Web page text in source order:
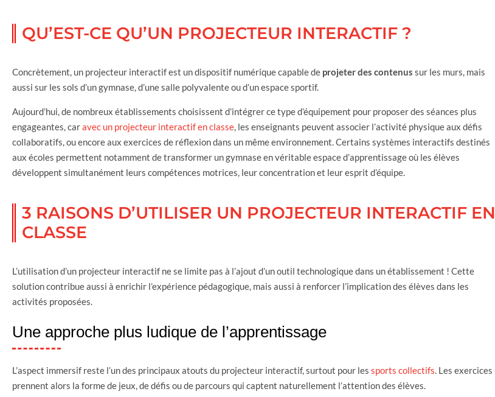
QU’EST-CE QU’UN PROJECTEUR INTERACTIF ?
Concrètement, un projecteur interactif est un dispositif numérique capable de projeter des contenus sur les murs, mais
aussi sur les sols d’un gymnase, d’une salle polyvalente ou d’un espace sportif.
Aujourd’hui, de nombreux établissements choisissent d’intégrer ce type d’équipement pour proposer des séances plus
engageantes, caravec un projecteur interactif en classe, les enseignants peuvent associer l’activité physique aux défis
collaboratifs, ou encore aux exercices de réflexion dans un même environnement. Certains systèmes interactifs destinés
aux écoles permettent notamment de transformer un gymnase en véritable espace d’apprentissage où les élèves
développent simultanément leurs compétences motrices, leur concentration et leur esprit d’équipe.
3 RAISONS D’UTILISER UN PROJECTEUR INTERACTIF EN
CLASSE
L’utilisation d’un projecteur interactif ne se limite pas à l’ajout d’un outil technologique dans un établissement ! Cette
solution contribue aussi à enrichir l’expérience pédagogique, mais aussi à renforcer l’implication des élèves dans les
activités proposées.
Une approche plus ludique de l’apprentissage
L’aspect immersif reste l’un des principaux atouts du projecteur interactif, surtout pour les sports collectifs. Les exercices
prennent alors la forme de jeux, de défis ou de parcours qui captent naturellement l’attention des élèves.